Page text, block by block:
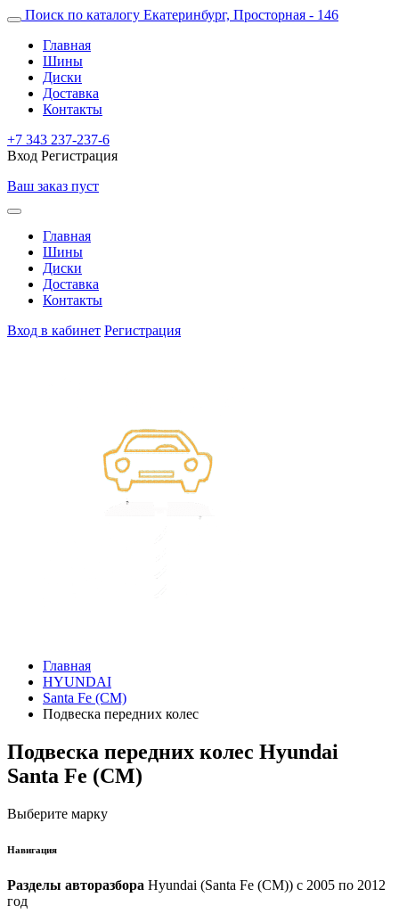
Поиск по каталогу Екатеринбург, Просторная - 146
Главная
Шины
Диски
Доставка
Контакты
+7 343 237-237-6
Вход Регистрация
Ваш заказ пуст
Главная
Шины
Диски
Доставка
Контакты
Вход в кабинет Регистрация
Главная
HYUNDAI
Santa Fe (CM)
Подвеска передних колес
Подвеска передних колес Hyundai
Santa Fe (CM)
Выберите марку
Навигация
Разделы авторазбора Hyundai (Santa Fe (CM)) с 2005 по 2012
год